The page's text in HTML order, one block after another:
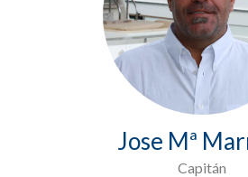
Jose Mª
Capitán